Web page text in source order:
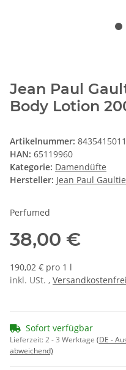
Jean Paul
Body Lotion
Artikelnummer:
HAN: 65119960
Kategorie: Damendüfte
Hersteller: Jean Paul
Perfumed
38,00 €
190,02 € pro 1 l
inkl. USt. ,
Sofort verfügbar
Lieferzeit:2 - 3 Werktage (DE -
abweichend)